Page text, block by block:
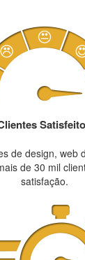
de design, web
de 30 mil
satisfação.